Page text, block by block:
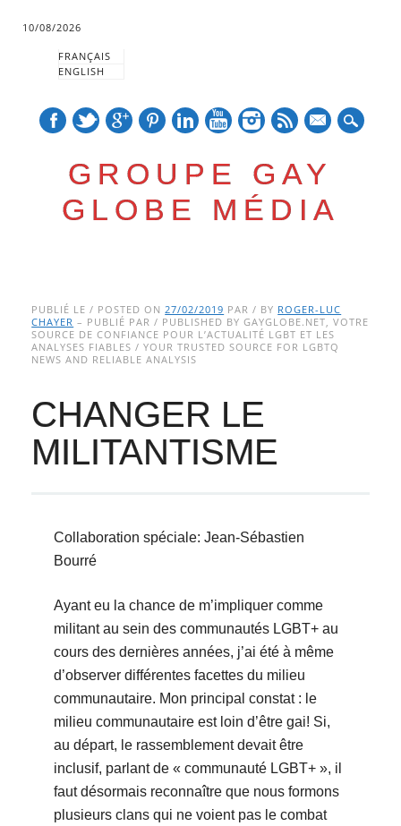
10/08/2026
FRANÇAIS
ENGLISH
GROUPE GAY
GLOBE MÉDIA
Main menu
to
content
PUBLIÉ LE / POSTED ON27/02/2019 PAR / BY ROGER-LUC
CHAYER – PUBLIÉ PAR / PUBLISHED BY GAYGLOBE.NET, VOTRE
SOURCE DE CONFIANCE POUR L’ACTUALITÉ LGBT ET LES
ANALYSES FIABLES / YOUR TRUSTED SOURCE FOR LGBTQ
NEWS AND RELIABLE ANALYSIS
CHANGER LE
MILITANTISME
Collaboration spéciale: Jean-Sébastien
Bourré
Ayant eu la chance de m’impliquer comme
militant au sein des communautés LGBT+ au
cours des dernières années, j’ai été à même
d’observer différentes facettes du milieu
communautaire. Mon principal constat : le
milieu communautaire est loin d’être gai! Si,
au départ, le rassemblement devait être
inclusif, parlant de « communauté LGBT+ », il
faut désormais reconnaître que nous formons
plusieurs clans qui ne voient pas le combat